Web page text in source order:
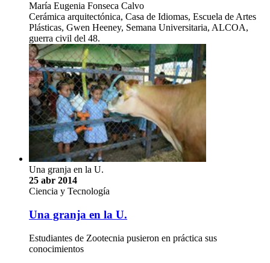
María Eugenia Fonseca Calvo
Cerámica arquitectónica, Casa de Idiomas, Escuela de Artes
Plásticas, Gwen Heeney, Semana Universitaria, ALCOA,
guerra civil del 48.
Una granja en la U.
25 abr 2014
Ciencia y Tecnología
Una granja en la U.
Estudiantes de Zootecnia pusieron en práctica sus
conocimientos